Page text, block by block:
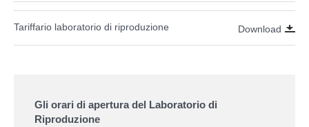
Tariffario laboratorio di riproduzione Download
Gli orari di apertura del Laboratorio di
Riproduzione